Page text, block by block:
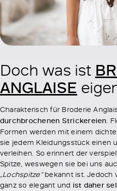
Doch was ist
ANGLAISE
Charakterisch für Broderie
durchbrochenen Strickereien.
Formen werden mit einem
sie jedem Kleidungsstück einen
verleihen. So erinnert der
Spitze, weswegen sie bei uns
„Lochspitze“bekannt ist. Jedoch
ganz so elegant und ist daher